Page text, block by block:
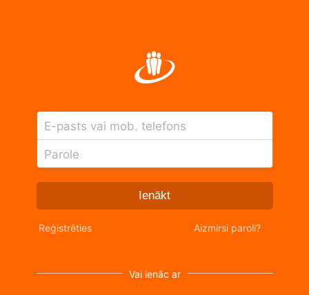
E-pasts vai mob. telefons
Parole
Ienākt
Reģistrēties Aizmirsi paroli?
Vai ienāc ar